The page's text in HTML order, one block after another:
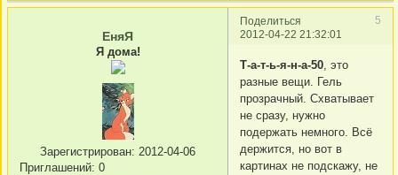
Поделиться
5
2012-04-22 21:32:01
ЕняЯ
Я дома!
Зарегистрирован: 2012-04-06
Приглашений: 0
Т-а-т-ь-я-н-а-50, это
разные вещи. Гель
прозрачный. Схватывает
не сразу, нужно
подержать немного. Всё
держится, но вот в
картинах не подскажу, не